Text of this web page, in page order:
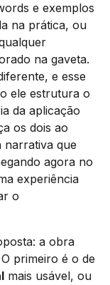
e exemplos
na prática, ou
na gaveta.
e esse
ele estrutura o
da aplicação
os dois ao
narrativa que
agora no
experiência
o
a obra
primeiro é o de
mais usável, ou